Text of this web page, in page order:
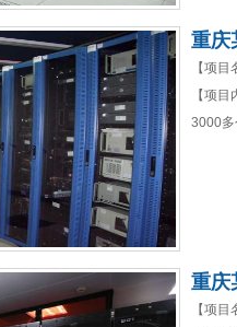
重庆
【项
【项
3000多
重庆
【项